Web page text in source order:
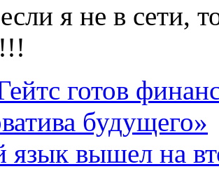
я не в сети,
готов
будущего»
язык вышел на